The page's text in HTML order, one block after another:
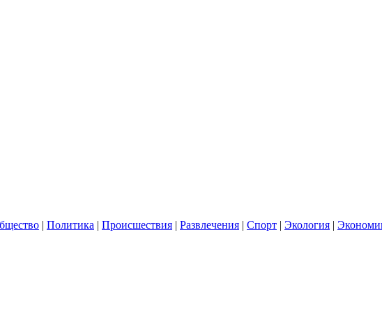
| Политика | Происшествия | Развлечения | Спорт | Экология |